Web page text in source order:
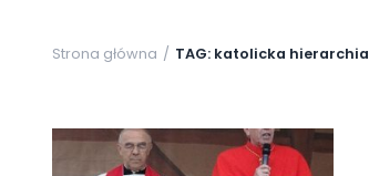
Strona główna TAG: katolicka hierarchia